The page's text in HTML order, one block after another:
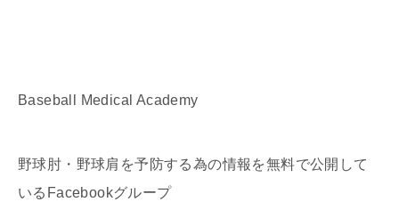
Baseball Medical Academy
野球肘・野球肩を予防する為の情報を無料で公開して
いるFacebookグループ